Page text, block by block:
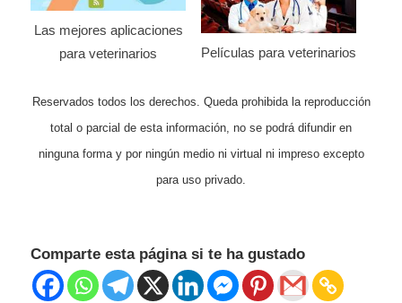
Las mejores aplicaciones
para veterinarios
Películas para veterinarios
Reservados todos los derechos. Queda prohibida la reproducción
total o parcial de esta información, no se podrá difundir en
ninguna forma y por ningún medio ni virtual ni impreso excepto
para uso privado.
Comparte esta página si te ha gustado